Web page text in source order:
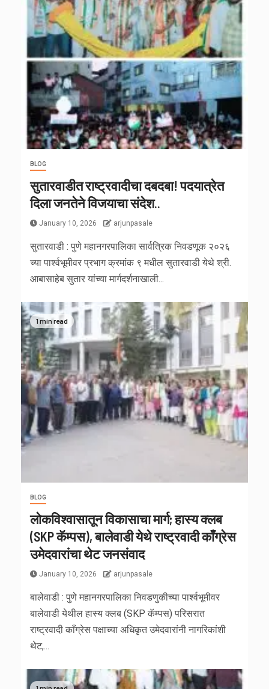
BLOG
सुतारवाडीत राष्ट्रवादीचा दबदबा! पदयात्रेत
दिला जनतेने विजयाचा संदेश..
January 10, 2026 arjunpasale
सुतारवाडी : पुणे महानगरपालिका सार्वत्रिक निवडणूक २०२६
च्या पार्श्वभूमीवर प्रभाग क्रमांक ९ मधील सुतारवाडी येथे श्री.
आबासाहेब सुतार यांच्या मार्गदर्शनाखाली...
1 min read
BLOG
लोकविश्वासातून विकासाचा मार्ग; हास्य क्लब
(SKP कॅम्पस), बालेवाडी येथे राष्ट्रवादी काँग्रेस
उमेदवारांचा थेट जनसंवाद
January 10, 2026 arjunpasale
बालेवाडी : पुणे महानगरपालिका निवडणुकीच्या पार्श्वभूमीवर
बालेवाडी येथील हास्य क्लब (SKP कॅम्पस) परिसरात
राष्ट्रवादी काँग्रेस पक्षाच्या अधिकृत उमेदवारांनी नागरिकांशी
थेट,...